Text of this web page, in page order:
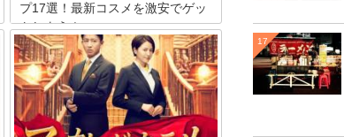
プ17選！最新コスメを激安でゲッ
トしよう！
日本国内でも韓流文化の根強い町・新大
久保。その中には韓流コスメショップが
多いのも有名です。安くて種類も豊富な
韓流コスメは日本人にも大人気。今回は
そんな新大久保の人気韓国コスメショッ
プを17店厳選紹介します。
17